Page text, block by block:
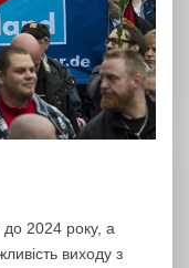
до 2024 року, а
виходу з